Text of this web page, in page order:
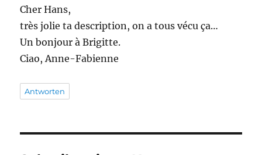
Cher Hans,
très jolie ta description, on a tous vécu ça…
Un bonjour à Brigitte.
Ciao, Anne-Fabienne
Antworten